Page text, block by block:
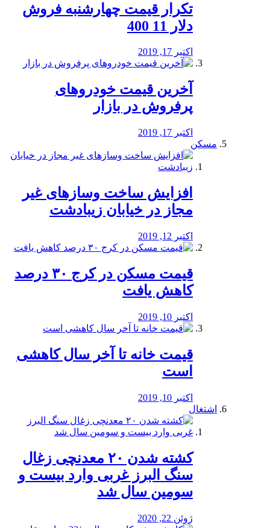
تکرار قیمت چهارشنبه فروش
دلار 11 400
اکتبر 17, 2019
آخرین قیمت خودرو‌های
پرفروش در بازار
اکتبر 17, 2019
مسکن
افزایش ساخت وسازهای غیر
مجاز در خیابان زیبادشت
اکتبر 12, 2019
️قیمت مسکن در کرج ۳۰ درصد
کاهش یافت
اکتبر 10, 2019
قیمت خانه تا آخر سال کاهشی
است
اکتبر 10, 2019
اشتغال
کشته شدن ۲۰ معدنچی زغال
سنگ البرز غربی وارد بیست و
سومین سال شد
ژوئن 22, 2020